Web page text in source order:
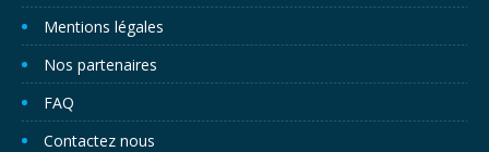
Mentions légales
Nos partenaires
FAQ
Contactez nous